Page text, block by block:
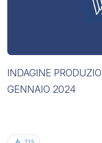
INDAGINE
GENNAIO 2024